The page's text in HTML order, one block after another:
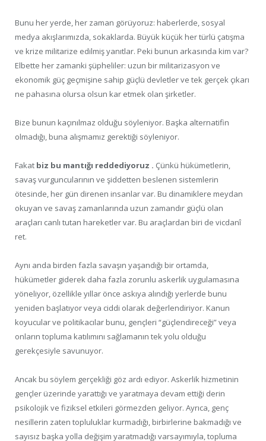
Bunu her yerde, her zaman görüyoruz: haberlerde, sosyal
medya akışlarımızda, sokaklarda. Büyük küçük her türlü çatışma
ve krize militarize edilmiş yanıtlar. Peki bunun arkasında kim var?
Elbette her zamanki şüpheliler: uzun bir militarizasyon ve
ekonomik güç geçmişine sahip güçlü devletler ve tek gerçek çıkarı
ne pahasına olursa olsun kar etmek olan şirketler.
Bize bunun kaçınılmaz olduğu söyleniyor. Başka alternatifin
olmadığı, buna alışmamız gerektiği söyleniyor.
Fakat biz bu mantığı reddediyoruz . Çünkü hükümetlerin,
savaş vurguncularının ve şiddetten beslenen sistemlerin
ötesinde, her gün direnen insanlar var. Bu dinamiklere meydan
okuyan ve savaş zamanlarında uzun zamandır güçlü olan
araçları canlı tutan hareketler var. Bu araçlardan biri de vicdanî
ret.
Aynı anda birden fazla savaşın yaşandığı bir ortamda,
hükümetler giderek daha fazla zorunlu askerlik uygulamasına
yöneliyor, özellikle yıllar önce askıya alındığı yerlerde bunu
yeniden başlatıyor veya ciddi olarak değerlendiriyor. Kanun
koyucular ve politikacılar bunu, gençleri “güçlendireceği” veya
onların topluma katılımını sağlamanın tek yolu olduğu
gerekçesiyle savunuyor.
Ancak bu söylem gerçekliği göz ardı ediyor. Askerlik hizmetinin
gençler üzerinde yarattığı ve yaratmaya devam ettiği derin
psikolojik ve fiziksel etkileri görmezden geliyor. Ayrıca, genç
nesillerin zaten topluluklar kurmadığı, birbirlerine bakmadığı ve
sayısız başka yolla değişim yaratmadığı varsayımıyla, topluma